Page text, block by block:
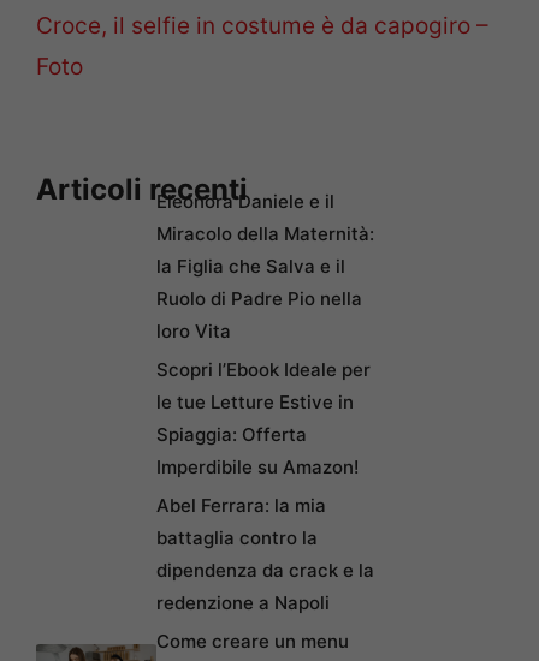
Croce, il selfie in costume è da capogiro –
Foto
Articoli recentiEleonora Daniele e il
Miracolo della Maternità:
la Figlia che Salva e il
Ruolo di Padre Pio nella
loro Vita
Scopri l’Ebook Ideale per
le tue Letture Estive in
Spiaggia: Offerta
Imperdibile su Amazon!
Abel Ferrara: la mia
battaglia contro la
dipendenza da crack e la
redenzione a Napoli
Come creare un menu